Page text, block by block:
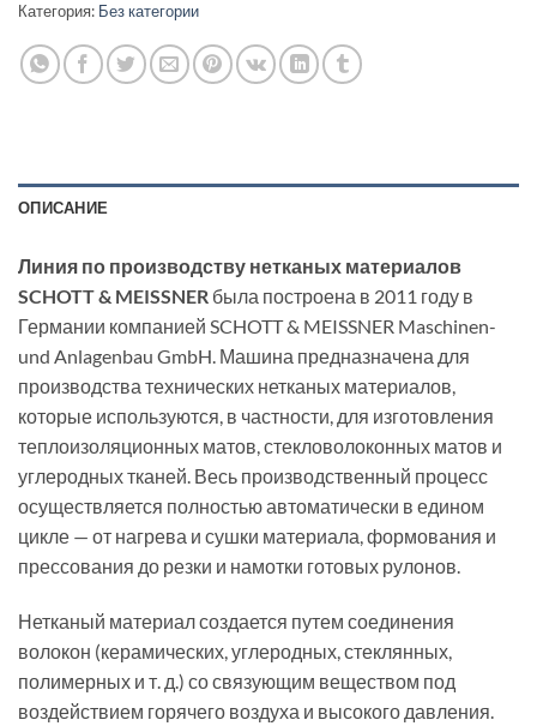
Категория: Без категории
ОПИСАНИЕ
Линия по производству нетканых материалов
SCHOTT & MEISSNER была построена в 2011 году в
Германии компанией SCHOTT & MEISSNER Maschinen-
und Anlagenbau GmbH. Машина предназначена для
производства технических нетканых материалов,
которые используются, в частности, для изготовления
теплоизоляционных матов, стекловолоконных матов и
углеродных тканей. Весь производственный процесс
осуществляется полностью автоматически в едином
цикле — от нагрева и сушки материала, формования и
прессования до резки и намотки готовых рулонов.
Нетканый материал создается путем соединения
волокон (керамических, углеродных, стеклянных,
полимерных и т. д.) со связующим веществом под
воздействием горячего воздуха и высокого давления.